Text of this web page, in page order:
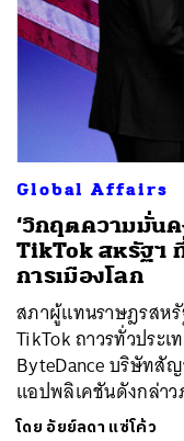
Global Affairs
‘วิกฤตความมั่น
TikTok สหรัฐฯ
การเมืองโลก
สภาผู้แทนราษฎรสห
TikTok ถาวรทั่วประ
ByteDance บริษัทสั
แอปพลิเคชันดังกล่าว
โดย อัยย์ลดา แซ่โค้ว